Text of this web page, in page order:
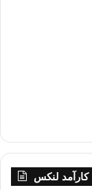
کارآمد لنکس